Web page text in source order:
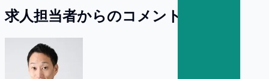
求人担当者からのコメント